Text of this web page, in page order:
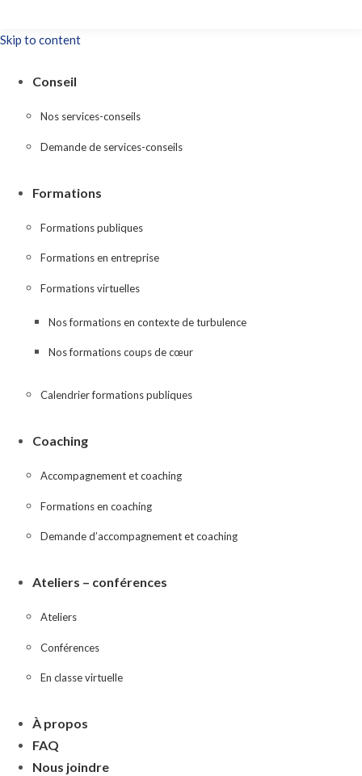
Skip to content
Conseil
Nos services-conseils
Demande de services-conseils
Formations
Formations publiques
Formations en entreprise
Formations virtuelles
Nos formations en contexte de turbulence
Nos formations coups de cœur
Calendrier formations publiques
Coaching
Accompagnement et coaching
Formations en coaching
Demande d’accompagnement et coaching
Ateliers – conférences
Ateliers
Conférences
En classe virtuelle
À propos
FAQ
Nous joindre